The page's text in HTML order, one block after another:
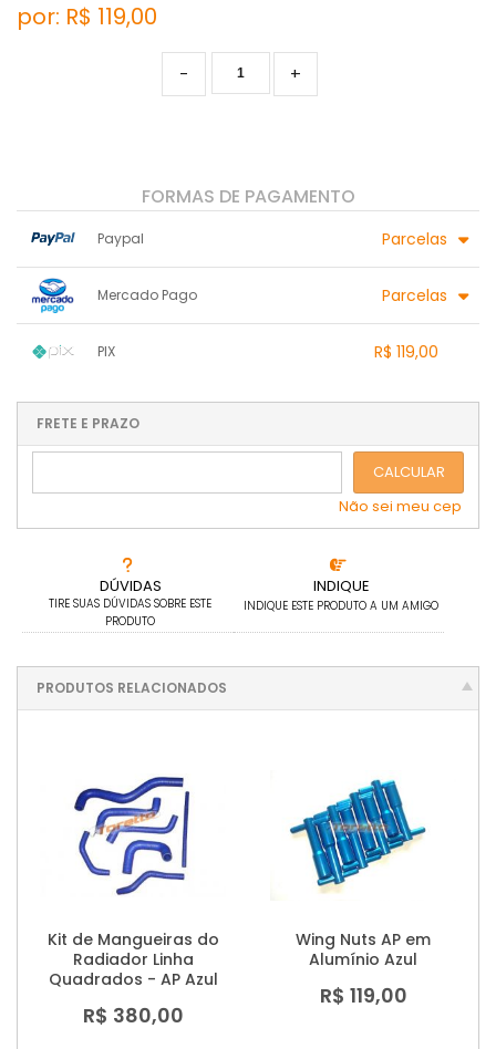
DÚVIDAS
TIRE SUAS DÚVIDAS SOBRE ESTE
PRODUTO
INDIQUE
INDIQUE ESTE PRODUTO A UM AMIGO
por: R$ 119,00
+
-
FORMAS DE PAGAMENTO
Paypal Parcelas
.
Mercado Pago Parcelas
PIX R$ 119,00
...
....
FRETE E PRAZO
CALCULAR
Não sei meu cep
PRODUTOS RELACIONADOS
Kit de Mangueiras do
Radiador Linha
Quadrados - AP Azul
R$ 380,00
Wing Nuts AP em
Alumínio Azul
R$ 119,00